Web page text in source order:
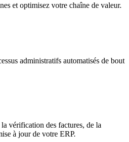
et optimisez votre chaîne de valeur.
administratifs automatisés de bout
vérification des factures, de la
à jour de votre ERP.